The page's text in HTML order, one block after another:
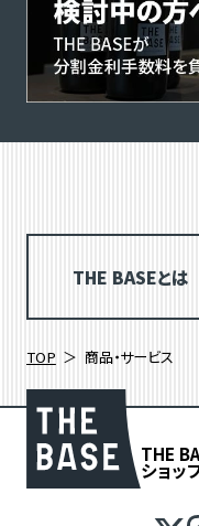
THE BASEとは
TOP 商品・サービス
THE
ショッ